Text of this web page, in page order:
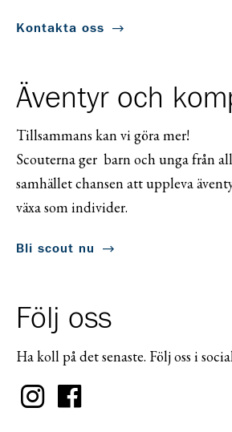
Kontakta oss
Äventyr och
Tillsammans kan vi göra mer!
Scouterna ger barn och unga från
samhället chansen att uppleva
växa som individer.
Bli scout nu
Följ oss
Ha koll på det senaste. Följ oss i